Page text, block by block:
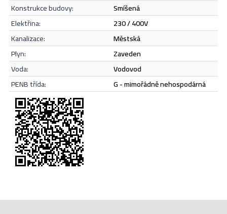
konstrukce budovy:
smíšená
elektřina:
230 / 400V
kanalizace:
městská
plyn:
zaveden
voda:
vodovod
PENB třída:
G - mimořádně nehospodárná